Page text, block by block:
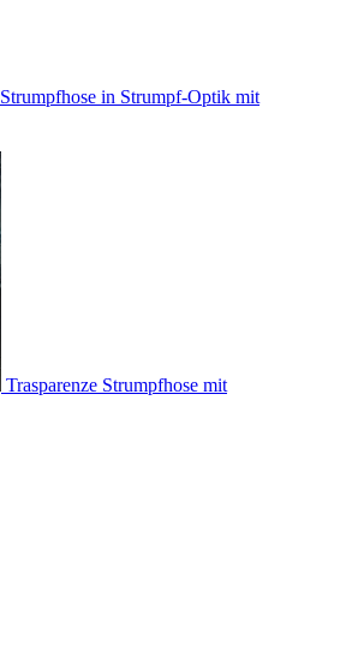
Strumpfhose in Strumpf-Optik mit
Trasparenze Strumpfhose mit